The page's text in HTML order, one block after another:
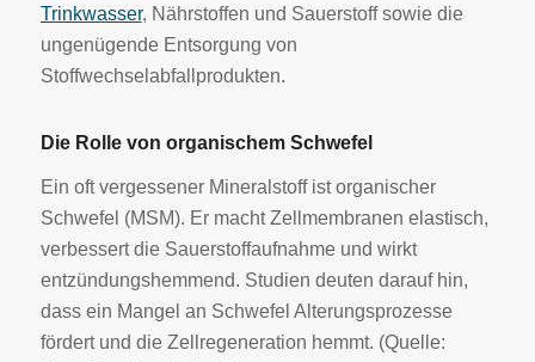
Trinkwasser, Nährstoffen und Sauerstoff sowie die
ungenügende Entsorgung von
Stoffwechselabfallprodukten.
Die Rolle von organischem Schwefel
Ein oft vergessener Mineralstoff ist organischer
Schwefel (MSM). Er macht Zellmembranen elastisch,
verbessert die Sauerstoffaufnahme und wirkt
entzündungshemmend. Studien deuten darauf hin,
dass ein Mangel an Schwefel Alterungsprozesse
fördert und die Zellregeneration hemmt. (Quelle: